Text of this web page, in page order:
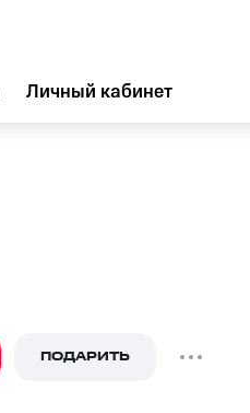
Личный кабинет
ПОДАРИТЬ